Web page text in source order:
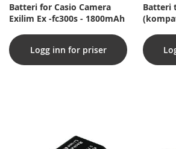
Batteri for Casio Camera
Exilim Ex -fc300s - 1800mAh
Logg inn for priser
Batteri